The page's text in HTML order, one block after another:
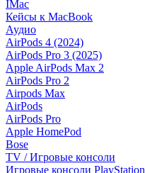
IMac
Кейсы к MacBook
Аудио
AirPods 4 (2024)
AirPods Pro 3 (2025)
Apple AirPods Max 2
AirPods Pro 2
Airpods Max
AirPods
AirPods Pro
Apple HomePod
Bose
TV / Игровые консоли
Игровые консоли PlayStation